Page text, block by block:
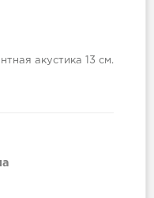
акустика 13 см.